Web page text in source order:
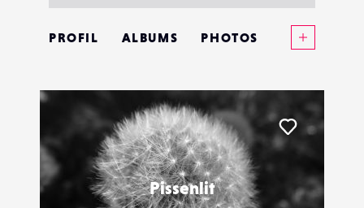
PROFIL ALBUMS PHOTOS
MATÉRIELS
CONTACTS
ÉVÉNEMENTS
Pissenlit
Liker